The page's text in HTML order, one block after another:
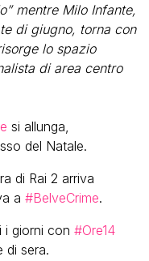
mentre Milo Infante,
di giugno, torna con
lo spazio
di area centro
si allunga,
del Natale.
di Rai 2 arriva
a #BelveCrime.
i giorni con #Ore14
di sera.